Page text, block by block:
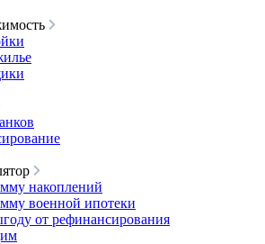
накоплений
военной ипотеки
от рефинансирования